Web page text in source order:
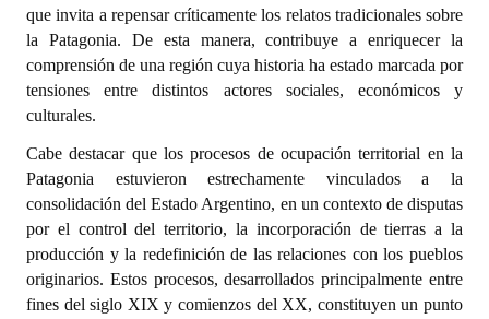
Resoluciones
Resoluciones de Presidencia
INSTITUCIONAL
Antiguos Pobladores
Noticias Destacadas
Registros y Distinciones
Datos Históricos
que invita a repensar críticamente los relatos tradicionales sobre
la Patagonia. De esta manera, contribuye a enriquecer la
comprensión de una región cuya historia ha estado marcada por
tensiones entre distintos actores sociales, económicos y
culturales.
Cabe destacar que los procesos de ocupación territorial en la
Patagonia estuvieron estrechamente vinculados a la
consolidación del Estado Argentino, en un contexto de disputas
por el control del territorio, la incorporación de tierras a la
producción y la redefinición de las relaciones con los pueblos
originarios. Estos procesos, desarrollados principalmente entre
fines del siglo XIX y comienzos del XX, constituyen un punto